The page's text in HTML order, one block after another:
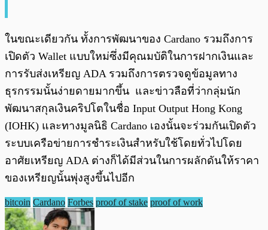
ในขณะเดียวกัน ทั้งการพัฒนาของ Cardano รวมถึงการ
เปิดตัว Wallet แบบใหม่ซึ่งมีคุณมบัติในการฝากเงินและ
การรับส่งเหรียญ ADA รวมถึงการตรวจดูข้อมูลทาง
ธุรกรรมนั้นง่ายดายมากขึ้น และข่าวลือที่ว่ากลุ่มนัก
พัฒนาสกุลเงินคริปโตในชื่อ Input Output Hong Kong
(IOHK) และทางมูลนิธิ Cardano เองนั้นจะร่วมกันเปิดตัว
ระบบเครือข่ายการชำระเงินสำหรับใช้โดยทั่วไปโดย
อาศัยเหรียญ ADA ต่างก็ได้มีส่วนในการผลักดันให้ราคา
ของเหรียญนั้นพุ่งสูงขึ้นไปอีก
bitcoin Cardano Forbes proof of stake proof of work